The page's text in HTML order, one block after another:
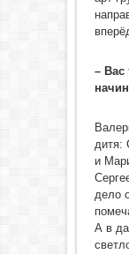
– Вас
дитя:
и
дело
А в